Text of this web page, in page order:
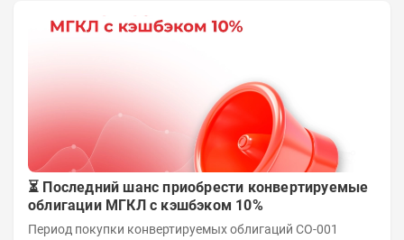
⏳ Последний шанс приобрести конвертируемые
облигации МГКЛ с кэшбэком 10%
Период покупки конвертируемых облигаций СО-001